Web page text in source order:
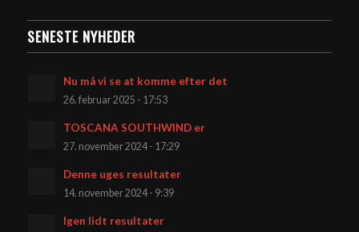
SENESTE NYHEDER
Nu må vi se at komme efter det
26. februar 2025 - 17:53
TOSCANA SOUTHWIND er
27. november 2024 - 17:29
Denne uges resultater
14. november 2024 - 9:39
Igen lidt resultater